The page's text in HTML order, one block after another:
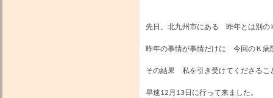
先日、北九州市にある 昨年とは別の
昨年の事情が事情だけに 今回のＫ病
その結果 私を引き受けてくださるこ
早速12月13日に行って来ました。